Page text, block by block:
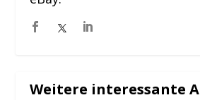
Weitere interessante